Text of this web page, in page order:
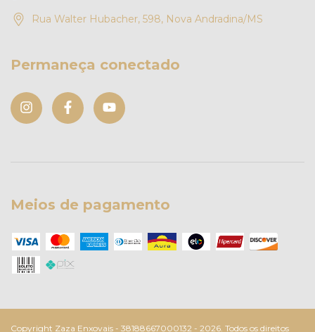
Rua Walter Hubacher, 598, Nova Andradina/MS
Permaneça conectado
Meios de pagamento
Copyright Zaza Enxovais - 38188667000132 - 2026. Todos os direitos